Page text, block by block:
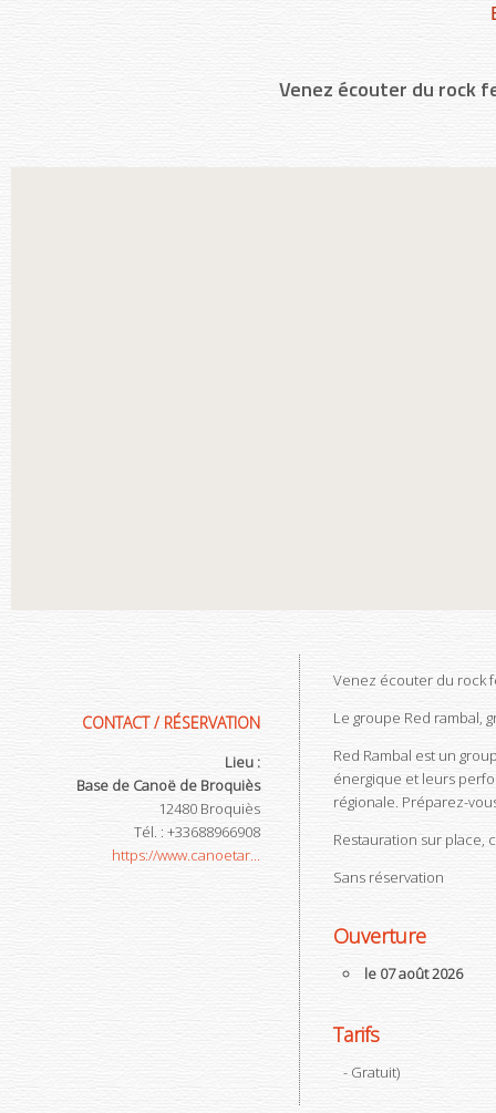
Venez écouter du rock
CONTACT / RÉSERVATION
Lieu :
Base de Canoë de Broquiès
12480 Broquiès
Tél. : +33688966908
https://www.canoetar...
Venez écouter du rock
Le groupe Red rambal,
Red Rambal est un
énergique et leurs
régionale. Préparez-
Restauration sur place,
Sans réservation
Ouverture
le 07 août 2026
Tarifs
- Gratuit)